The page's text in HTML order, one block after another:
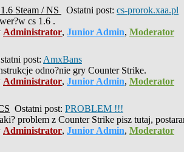
Steam / NS Ostatni post: cs-prorok.xaa.pl
cs 1.6 .
Administrator, Junior Admin, Moderator
post: AmxBans
odno?nie gry Counter Strike.
Administrator, Junior Admin, Moderator
Ostatni post: PROBLEM !!!
problem z Counter Strike pisz tutaj,
Administrator, Junior Admin, Moderator